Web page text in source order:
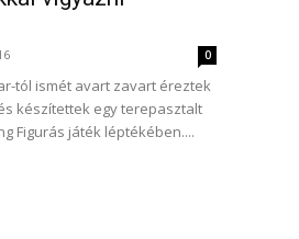
0
tól ismét avart zavart éreztek
készítettek egy terepasztalt
Figurás játék léptékében....